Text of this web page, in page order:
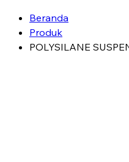
Beranda
Produk
POLYSILANE